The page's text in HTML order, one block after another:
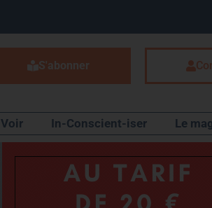
S'abonner
Voir In-Conscient-iser Le